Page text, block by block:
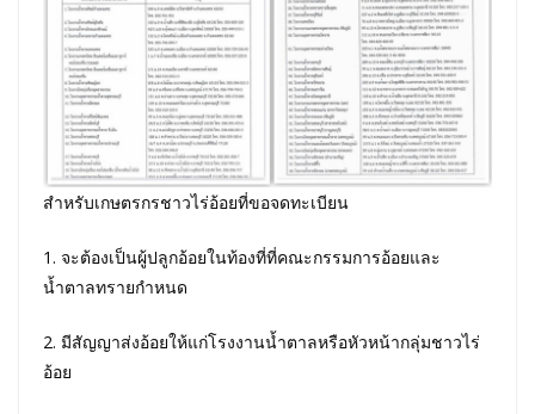
สำหรับเกษตรกรชาวไร่อ้อยที่ขอจดทะเบียน
1. จะต้องเป็นผู้ปลูกอ้อยในท้องที่ที่คณะกรรมการอ้อยและ
น้ำตาลทรายกำหนด
2. มีสัญญาส่งอ้อยให้แก่โรงงานน้ำตาลหรือหัวหน้ากลุ่มชาวไร่
อ้อย